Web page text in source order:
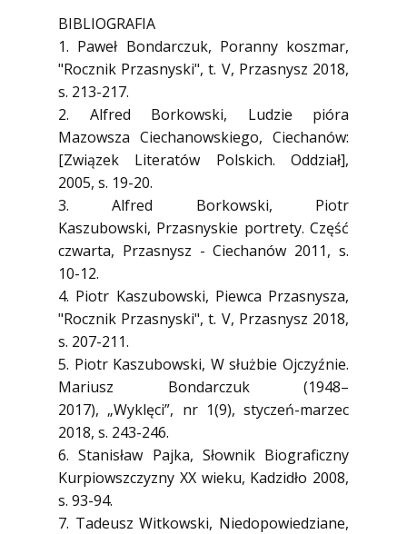
BIBLIOGRAFIA
1. Paweł Bondarczuk, Poranny koszmar,
"Rocznik Przasnyski", t. V, Przasnysz 2018,
s. 213-217.
2. Alfred Borkowski, Ludzie pióra
Mazowsza Ciechanowskiego, Ciechanów:
[Związek Literatów Polskich. Oddział],
2005, s. 19-20.
3. Alfred Borkowski, Piotr
Kaszubowski, Przasnyskie portrety. Część
czwarta, Przasnysz - Ciechanów 2011, s.
10-12.
4. Piotr Kaszubowski, Piewca Przasnysza,
"Rocznik Przasnyski", t. V, Przasnysz 2018,
s. 207-211.
5. Piotr Kaszubowski, W służbie Ojczyźnie.
Mariusz Bondarczuk (1948–
2017), „Wyklęci”, nr 1(9), styczeń-marzec
2018, s. 243-246.
6. Stanisław Pajka, Słownik Biograficzny
Kurpiowszczyzny XX wieku, Kadzidło 2008,
s. 93-94.
7. Tadeusz Witkowski, Niedopowiedziane,